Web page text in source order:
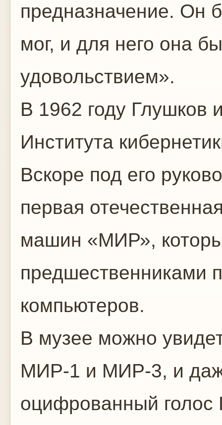
предназначение. Он
мог, и для него она
удовольствием».
В 1962 году Глушков
Института
Вскоре под его
первая
машин «МИР»,
предшественниками
компьютеров.
В музее можно
МИР-1 и МИР-3, и
оцифрованный голос